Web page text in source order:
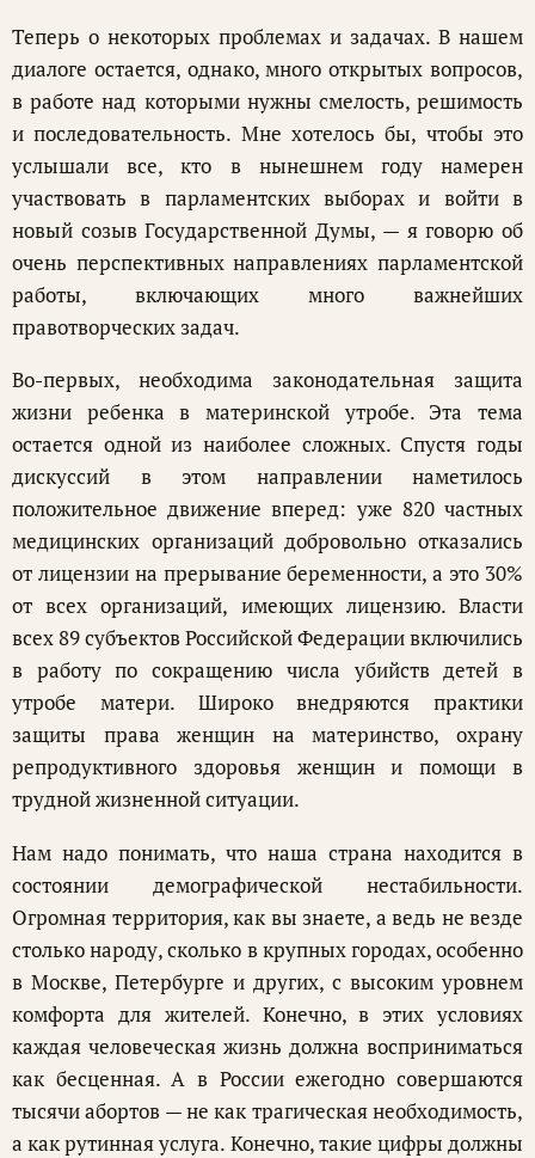
Теперь о некоторых проблемах и задачах. В нашем
диалоге остается, однако, много открытых вопросов,
в работе над которыми нужны смелость, решимость
и последовательность. Мне хотелось бы, чтобы это
услышали все, кто в нынешнем году намерен
участвовать в парламентских выборах и войти в
новый созыв Государственной Думы, — я говорю об
очень перспективных направлениях парламентской
работы, включающих много важнейших
правотворческих задач.
Во-первых, необходима законодательная защита
жизни ребенка в материнской утробе. Эта тема
остается одной из наиболее сложных. Спустя годы
дискуссий в этом направлении наметилось
положительное движение вперед: уже 820 частных
медицинских организаций добровольно отказались
от лицензии на прерывание беременности, а это 30%
от всех организаций, имеющих лицензию. Власти
всех 89 субъектов Российской Федерации включились
в работу по сокращению числа убийств детей в
утробе матери. Широко внедряются практики
защиты права женщин на материнство, охрану
репродуктивного здоровья женщин и помощи в
трудной жизненной ситуации.
Нам надо понимать, что наша страна находится в
состоянии демографической нестабильности.
Огромная территория, как вы знаете, а ведь не везде
столько народу, сколько в крупных городах, особенно
в Москве, Петербурге и других, с высоким уровнем
комфорта для жителей. Конечно, в этих условиях
каждая человеческая жизнь должна восприниматься
как бесценная. А в России ежегодно совершаются
тысячи абортов — не как трагическая необходимость,
а как рутинная услуга. Конечно, такие цифры должны